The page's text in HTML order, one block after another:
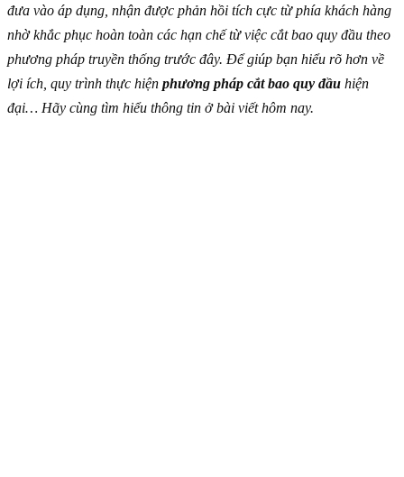
đưa vào áp dụng, nhận được phản hồi tích cực từ phía khách hàng
nhờ khắc phục hoàn toàn các hạn chế từ việc cắt bao quy đầu theo
phương pháp truyền thống trước đây. Để giúp bạn hiểu rõ hơn về
lợi ích, quy trình thực hiện phương pháp cắt bao quy đầu hiện
đại… Hãy cùng tìm hiểu thông tin ở bài viết hôm nay.